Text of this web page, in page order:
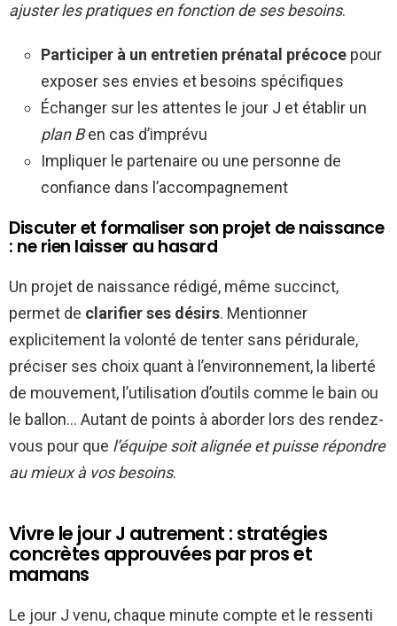
ajuster les pratiques en fonction de ses besoins.
Participer à un entretien prénatal précoce pour
exposer ses envies et besoins spécifiques
Échanger sur les attentes le jour J et établir un
plan Ben cas d’imprévu
Impliquer le partenaire ou une personne de
confiance dans l’accompagnement
Discuter et formaliser son projet de naissance
: ne rien laisser au hasard
Un projet de naissance rédigé, même succinct,
permet de clarifier ses désirs. Mentionner
explicitement la volonté de tenter sans péridurale,
préciser ses choix quant à l’environnement, la liberté
de mouvement, l’utilisation d’outils comme le bain ou
le ballon… Autant de points à aborder lors des rendez-
vous pour que l’équipe soit alignée et puisse répondre
au mieux à vos besoins.
Vivre le jour J autrement : stratégies
concrètes approuvées par pros et
mamans
Le jour J venu, chaque minute compte et le ressenti